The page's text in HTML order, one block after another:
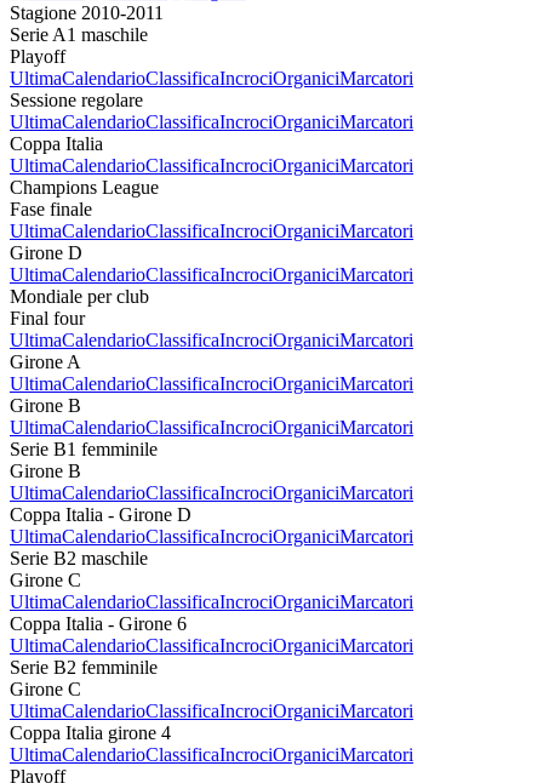
Stagione 2010-2011
Serie A1 maschile
Playoff
UltimaCalendarioClassificaIncrociOrganiciMarcatori
Sessione regolare
UltimaCalendarioClassificaIncrociOrganiciMarcatori
Coppa Italia
UltimaCalendarioClassificaIncrociOrganiciMarcatori
Champions League
Fase finale
UltimaCalendarioClassificaIncrociOrganiciMarcatori
Girone D
UltimaCalendarioClassificaIncrociOrganiciMarcatori
Mondiale per club
Final four
UltimaCalendarioClassificaIncrociOrganiciMarcatori
Girone A
UltimaCalendarioClassificaIncrociOrganiciMarcatori
Girone B
UltimaCalendarioClassificaIncrociOrganiciMarcatori
Serie B1 femminile
Girone B
UltimaCalendarioClassificaIncrociOrganiciMarcatori
Coppa Italia - Girone D
UltimaCalendarioClassificaIncrociOrganiciMarcatori
Serie B2 maschile
Girone C
UltimaCalendarioClassificaIncrociOrganiciMarcatori
Coppa Italia - Girone 6
UltimaCalendarioClassificaIncrociOrganiciMarcatori
Serie B2 femminile
Girone C
UltimaCalendarioClassificaIncrociOrganiciMarcatori
Coppa Italia girone 4
UltimaCalendarioClassificaIncrociOrganiciMarcatori
Playoff